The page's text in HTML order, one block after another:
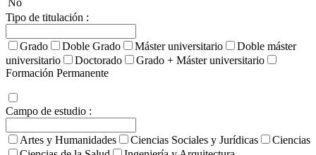
Tipo de titulación :
Grado Doble Grado Máster universitario
Doble máster
universitario
Doctorado
Grado + Máster universitario
Formación Permanente
Campo de estudio :
Artes y Humanidades Ciencias Sociales y Jurídicas
Ciencias